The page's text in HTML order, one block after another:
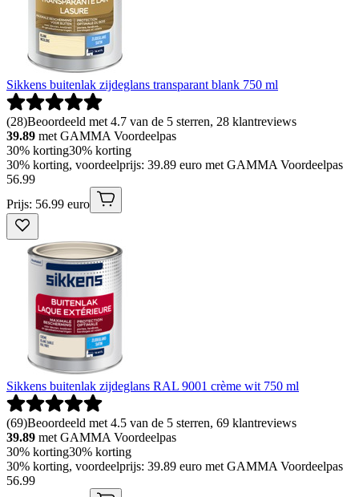
Sikkens buitenlak zijdeglans transparant blank 750 ml
(28)Beoordeeld met 4.7 van de 5 sterren, 28 klantreviews
39.89 met GAMMA Voordeelpas
30% korting30% korting
30% korting, voordeelprijs: 39.89 euro met GAMMA Voordeelpas
56.99
Prijs: 56.99 euro
Sikkens buitenlak zijdeglans RAL 9001 crème wit 750 ml
(69)Beoordeeld met 4.5 van de 5 sterren, 69 klantreviews
39.89 met GAMMA Voordeelpas
30% korting30% korting
30% korting, voordeelprijs: 39.89 euro met GAMMA Voordeelpas
56.99